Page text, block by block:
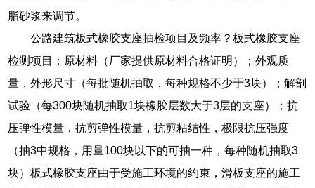
脂砂浆来调节。
公路建筑板式橡胶支座抽检项目及频率？板式橡胶支座
检测项目：原材料（厂家提供原材料合格证明）；外观质
量，外形尺寸（每批随机抽取，每种规格不少于3块）；解剖
试验（每300块随机抽取1块橡胶层数大于3层的支座）；抗
压弹性模量，抗剪弹性模量，抗剪粘结性，极限抗压强度
（抽3中规格，用量100块以下的可抽一种，每种随机抽取3
块）板式橡胶支座由于受施工环境的约束，滑板支座的施工